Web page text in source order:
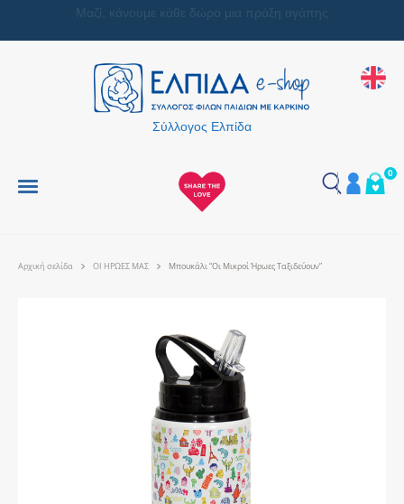
Μαζί, κάνουμε κάθε δώρο μια πράξη αγάπης
Σύλλογος Ελπίδα
0
Αρχική σελίδα ΟΙ ΗΡΩΕΣ ΜΑΣ Μπουκάλι “Οι Μικροί Ήρωες Ταξιδεύουν”